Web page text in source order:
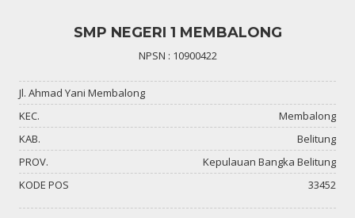
SMP NEGERI 1 MEMBALONG
NPSN : 10900422
Jl. Ahmad Yani Membalong
KEC.
Membalong
KAB.
Belitung
PROV.
Kepulauan Bangka Belitung
KODE POS
33452